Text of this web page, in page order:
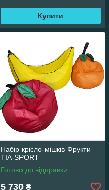
Купити
Набір крісло-мішків Фрукти
TIA-SPORT
Готово до відправки
5 730 ₴